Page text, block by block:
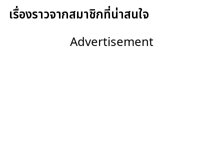
เรื่องราวจากสมาชิกที่น่าสนใจ
Advertisement